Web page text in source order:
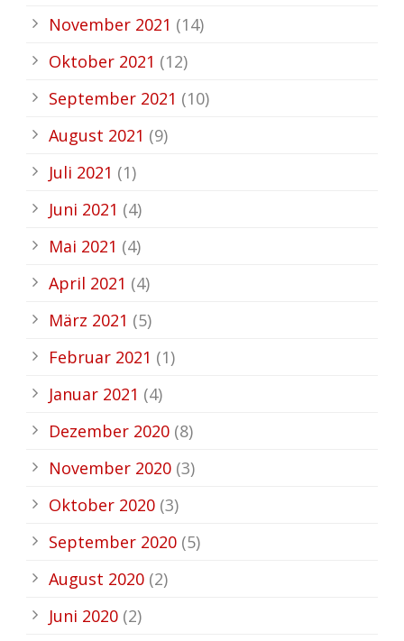
November 2021 (14)
Oktober 2021 (12)
September 2021 (10)
August 2021 (9)
Juli 2021 (1)
Juni 2021 (4)
Mai 2021 (4)
April 2021 (4)
März 2021 (5)
Februar 2021 (1)
Januar 2021 (4)
Dezember 2020 (8)
November 2020 (3)
Oktober 2020 (3)
September 2020 (5)
August 2020 (2)
Juni 2020 (2)